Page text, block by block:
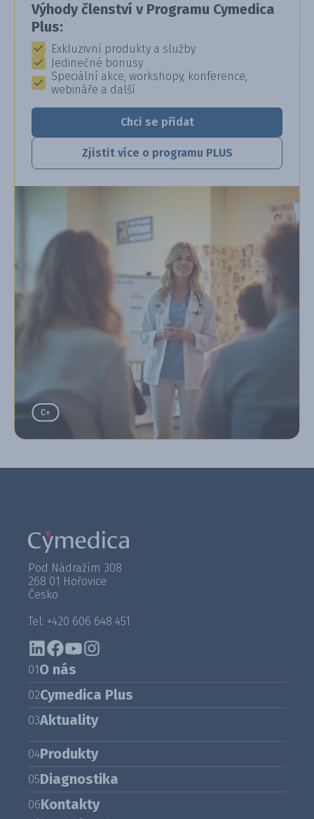
Výhody členství v Programu Cymedica
Plus:
Exkluzivní produkty a služby
Jedinečné bonusy
Speciální akce, workshopy, konference,
webináře a další
Chci se přidat
Zjistit více o programu PLUS
Pod Nádražím 308
268 01 Hořovice
Česko
Tel: +420 606 648 451
01O nás
02Cymedica Plus
03Aktuality
04Produkty
05Diagnostika
06Kontakty